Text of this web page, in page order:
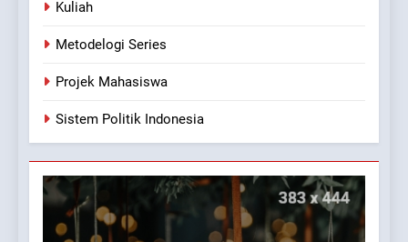
Kuliah
Metodelogi Series
Projek Mahasiswa
Sistem Politik Indonesia